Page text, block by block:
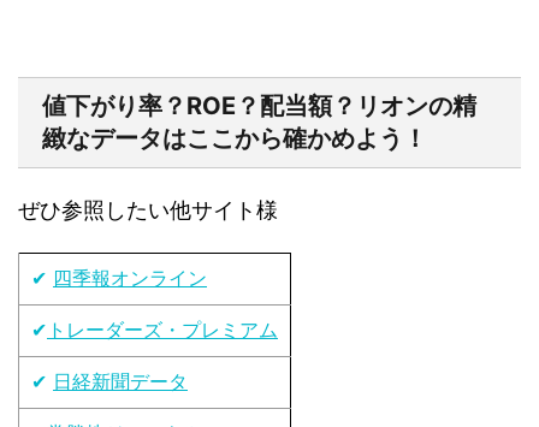
値下がり率？ROE？配当額？リオンの精
緻なデータはここから確かめよう！
ぜひ参照したい他サイト様
✔ 四季報オンライン
✔ トレーダーズ・プレミアム
✔ 日経新聞データ